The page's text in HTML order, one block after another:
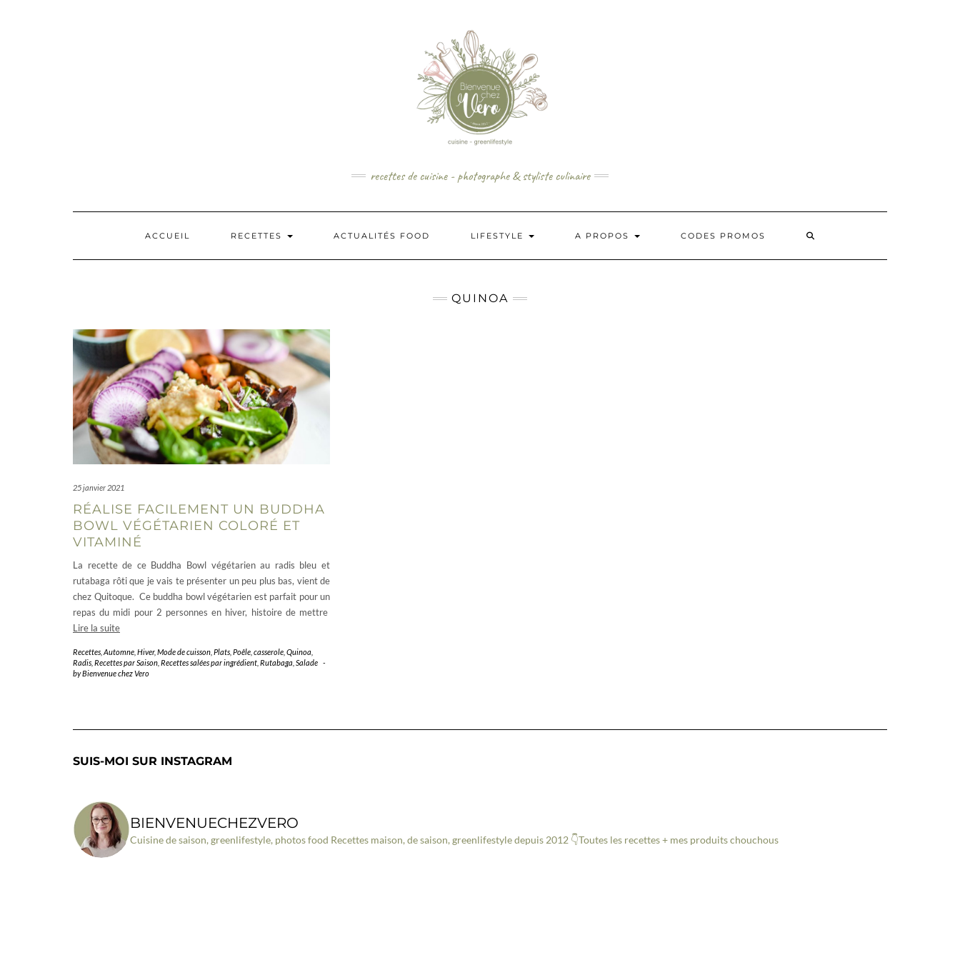
recettes de cuisine - photographe & styliste culinaire
ACCUEIL RECETTES ACTUALITÉS FOOD LIFESTYLE A PROPOS CODES PROMOS
QUINOA
25 janvier 2021
RÉALISE FACILEMENT UN BUDDHA
BOWL VÉGÉTARIEN COLORÉ ET
VITAMINÉ
La recette de ce Buddha Bowl végétarien au radis bleu et
rutabaga rôti que je vais te présenter un peu plus bas, vient de
chez Quitoque. Ce buddha bowl végétarien est parfait pour un
repas du midi pour 2 personnes en hiver, histoire de mettre
Lire la suite
Recettes Automne Hiver, Mode de cuisson Plats Poêle, casserole Quinoa
Radis Recettes par Saison Recettes salées par ingrédient Rutabaga Salade -
byBienvenue chez Vero
SUIS-MOI SUR INSTAGRAM
BIENVENUECHEZVERO
Cuisine de saison, greenlifestyle, photos food Recettes maison, de saison, greenlifestyle depuis 2012 👇Toutes les recettes + mes produits chouchous